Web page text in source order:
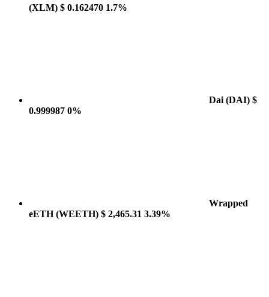
(XLM) $ 0.162470 1.7%
Dai (DAI) $
0.999987 0%
Wrapped
eETH(WEETH) $ 2,465.31 3.39%